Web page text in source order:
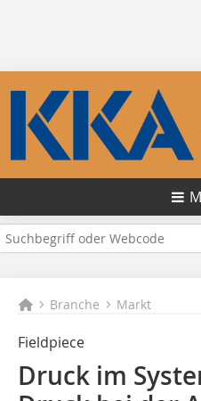
Branche Markt
Fieldpiece
Druck im